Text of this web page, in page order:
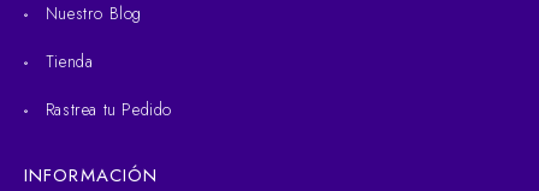
Nuestro Blog
Tienda
Rastrea tu Pedido
INFORMACIÓN